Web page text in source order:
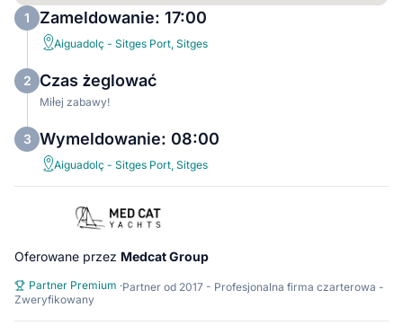
1 Zameldowanie: 17:00
Aiguadolç - Sitges Port, Sitges
2 Czas żeglować
Miłej zabawy!
3 Wymeldowanie: 08:00
Aiguadolç - Sitges Port, Sitges
Oferowane przez Medcat Group
Partner Premium ·Partner od 2017 - Profesjonalna firma czarterowa -
Zweryfikowany